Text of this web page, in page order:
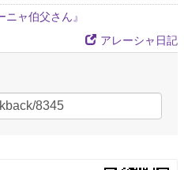
ャ伯父さん』
アレーシャ日記